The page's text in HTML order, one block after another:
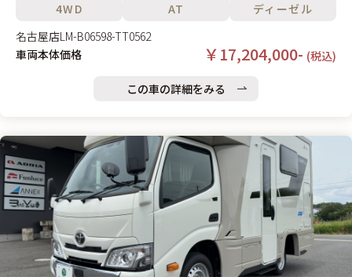
4WD AT
ディーゼル
名古屋店LM-B06598-TT0562
車両本体価格
￥17,204,000- (税込)
この車の詳細をみる